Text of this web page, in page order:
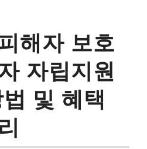
해자 보호
자립지원
및 혜택